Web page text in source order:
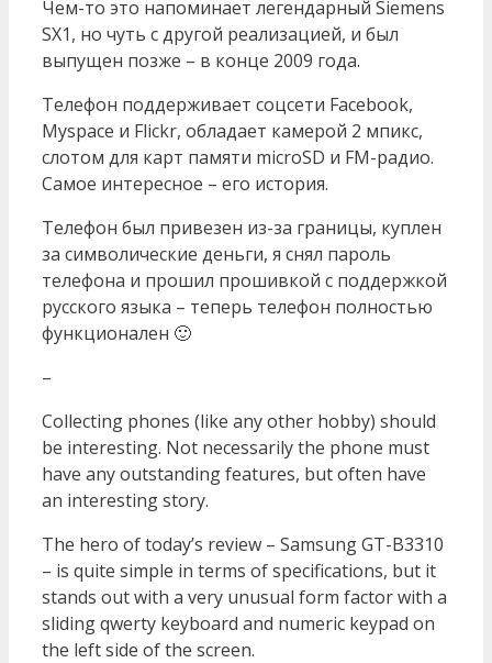
Чем-то это напоминает легендарный Siemens
SX1, но чуть с другой реализацией, и был
выпущен позже – в конце 2009 года.
Телефон поддерживает соцсети Facebook,
Myspace и Flickr, обладает камерой 2 мпикс,
слотом для карт памяти microSD и FM-радио.
Самое интересное – его история.
Телефон был привезен из-за границы, куплен
за символические деньги, я снял пароль
телефона и прошил прошивкой с поддержкой
русского языка – теперь телефон полностью
функционален 🙂
–
Collecting phones (like any other hobby) should
be interesting. Not necessarily the phone must
have any outstanding features, but often have
an interesting story.
The hero of today’s review – Samsung GT-B3310
– is quite simple in terms of specifications, but it
stands out with a very unusual form factor with a
sliding qwerty keyboard and numeric keypad on
the left side of the screen.